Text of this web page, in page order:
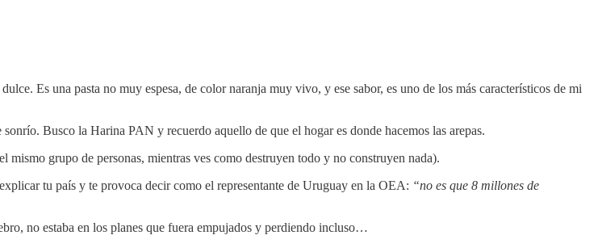
Es una pasta no muy espesa, de color naranja muy vivo, y ese sabor, es uno de los más característicos de mi
Busco la Harina PAN y recuerdo aquello de que el hogar es donde hacemos las arepas.
mismo grupo de personas, mientras ves como destruyen todo y no construyen nada).
tu país y te provoca decir como el representante de Uruguay en la OEA: “no es que 8 millones de
no estaba en los planes que fuera empujados y perdiendo incluso…